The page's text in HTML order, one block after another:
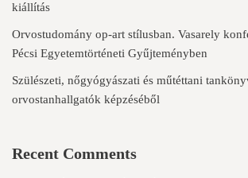
kiállítás
Orvostudomány op-art stílusban. Vasarely
Pécsi Egyetemtörténeti Gyűjteményben
Szülészeti, nőgyógyászati és műtéttani
orvostanhallgatók képzéséből
Recent Comments